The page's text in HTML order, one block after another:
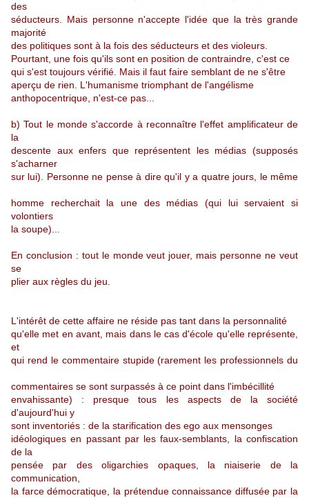
des
séducteurs. Mais personne n'accepte l'idée que la très grande
majorité
des politiques sont à la fois des séducteurs et des violeurs.
Pourtant, une fois qu'ils sont en position de contraindre, c'est ce
qui s'est toujours vérifié. Mais il faut faire semblant de ne s'être
aperçu de rien. L'humanisme triomphant de l'angélisme
anthopocentrique, n'est-ce pas...
b) Tout le monde s'accorde à reconnaître l'effet amplificateur de
la
descente aux enfers que représentent les médias (supposés
s'acharner
sur lui). Personne ne pense à dire qu'il y a quatre jours, le même
homme recherchait la une des médias (qui lui servaient si
volontiers
la soupe)...
En conclusion : tout le monde veut jouer, mais personne ne veut
se
plier aux règles du jeu.
L'intérêt de cette affaire ne réside pas tant dans la personnalité
qu'elle met en avant, mais dans le cas d'école qu'elle représente,
et
qui rend le commentaire stupide (rarement les professionnels du
commentaires se sont surpassés à ce point dans l'imbécillité
envahissante) : presque tous les aspects de la société
d'aujourd'hui y
sont inventoriés : de la starification des ego aux mensonges
idéologiques en passant par les faux-semblants, la confiscation
de la
pensée par des oligarchies opaques, la niaiserie de la
communication,
la farce démocratique, la prétendue connaissance diffusée par la